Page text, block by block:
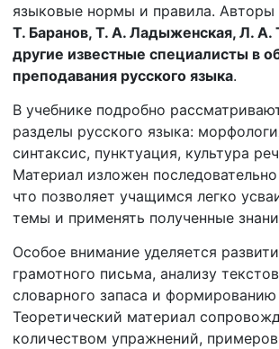
языковые нормы и правила.
Т. Баранов, Т. А. Ладыженская, Л. А.
другие известные специалисты в
преподавания русского языка.
В учебнике подробно
разделы русского языка:
синтаксис, пунктуация, культура
Материал изложен
что позволяет учащимся легко
темы и применять полученные
Особое внимание уделяется
грамотного письма, анализу
словарного запаса и формированию
Теоретический материал
количеством упражнений,